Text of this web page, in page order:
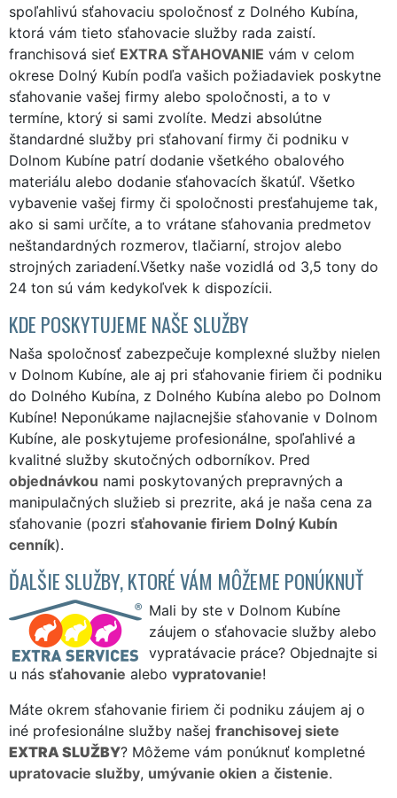
spoľahlivú sťahovaciu spoločnosť z Dolného Kubína,
ktorá vám tieto sťahovacie služby rada zaistí.
franchisová sieť EXTRA SŤAHOVANIE vám v celom
okrese Dolný Kubín podľa vašich požiadaviek poskytne
sťahovanie vašej firmy alebo spoločnosti, a to v
termíne, ktorý si sami zvolíte. Medzi absolútne
štandardné služby pri sťahovaní firmy či podniku v
Dolnom Kubíne patrí dodanie všetkého obalového
materiálu alebo dodanie sťahovacích škatúľ. Všetko
vybavenie vašej firmy či spoločnosti presťahujeme tak,
ako si sami určíte, a to vrátane sťahovania predmetov
neštandardných rozmerov, tlačiarní, strojov alebo
strojných zariadení.Všetky naše vozidlá od 3,5 tony do
24 ton sú vám kedykoľvek k dispozícii.
KDE POSKYTUJEME NAŠE SLUŽBY
Naša spoločnosť zabezpečuje komplexné služby nielen
v Dolnom Kubíne, ale aj pri sťahovanie firiem či podniku
do Dolného Kubína, z Dolného Kubína alebo po Dolnom
Kubíne! Neponúkame najlacnejšie sťahovanie v Dolnom
Kubíne, ale poskytujeme profesionálne, spoľahlivé a
kvalitné služby skutočných odborníkov. Pred
objednávkou nami poskytovaných prepravných a
manipulačných služieb si prezrite, aká je naša cena za
sťahovanie (pozri sťahovanie firiem Dolný Kubín
cenník).
ĎALŠIE SLUŽBY, KTORÉ VÁM MÔŽEME PONÚKNUŤ
Mali by ste v Dolnom Kubíne
záujem o sťahovacie služby alebo
vypratávacie práce? Objednajte si
u nás sťahovanie alebo vypratovanie!
Máte okrem sťahovanie firiem či podniku záujem aj o
iné profesionálne služby našej franchisovej siete
EXTRA SLUŽBY? Môžeme vám ponúknuť kompletné
upratovacie služby, umývanie okien a čistenie.